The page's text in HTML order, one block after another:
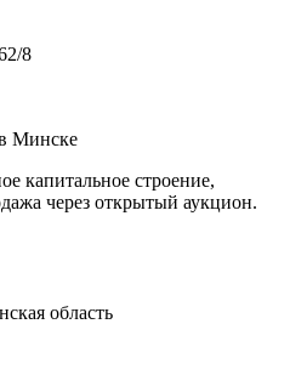
8
Минске
капитальное строение,
через открытый аукцион.
область